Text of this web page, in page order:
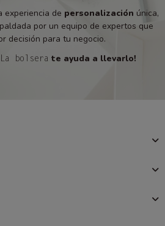
experiencia de personalización única,
por un equipo de expertos que
decisión para tu negocio.
La bolsera te ayuda a llevarlo!